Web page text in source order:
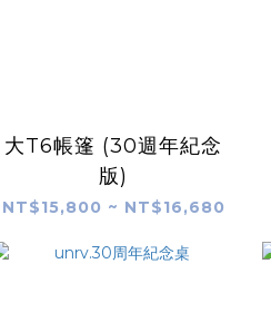
大T6帳篷 (30週年紀念
版)
NT$15,800 ~ NT$16,680